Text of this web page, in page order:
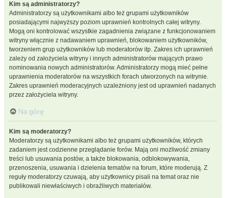
Kim są administratorzy?
Administratorzy są użytkownikami albo też grupami użytkowników
posiadającymi najwyższy poziom uprawnień kontrolnych całej witryny.
Mogą oni kontrolować wszystkie zagadnienia związane z funkcjonowaniem
witryny włącznie z nadawaniem uprawnień, blokowaniem użytkowników,
tworzeniem grup użytkowników lub moderatorów itp. Zakres ich uprawnień
zależy od założyciela witryny i innych administratorów mających prawo
nominowania nowych administratorów. Administratorzy mogą mieć pełne
uprawnienia moderatorów na wszystkich forach utworzonych na witrynie.
Zakres uprawnień moderacyjnych uzależniony jest od uprawnień nadanych
przez założyciela witryny.
Na górę
Kim są moderatorzy?
Moderatorzy są użytkownikami albo też grupami użytkowników, których
zadaniem jest codzienne przeglądanie forów. Mają oni możliwość zmiany
treści lub usuwania postów, a także blokowania, odblokowywania,
przenoszenia, usuwania i dzielenia tematów na forum, które moderują. Z
reguły moderatorzy czuwają, aby użytkownicy pisali na temat oraz nie
publikowali niewłaściwych i obraźliwych materiałów.